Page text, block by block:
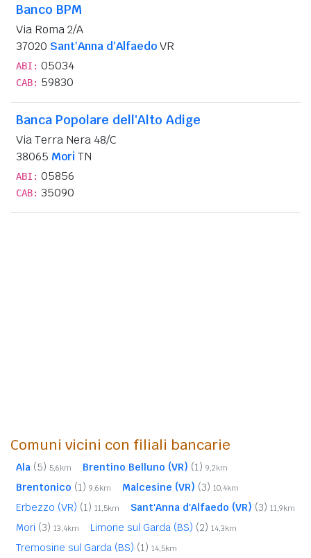
Banco BPM
Via Roma 2/A
37020 Sant'Anna d'AlfaedoVR
ABI: 05034
CAB: 59830
Banca Popolare dell'Alto Adige
Via Terra Nera 48/C
38065 Mori TN
ABI: 05856
CAB: 35090
Comuni vicini con filiali bancarie
Ala (5) 5,6km Brentino Belluno (VR) (1) 9,2km
Brentonico (1) 9,6km Malcesine (VR) (3) 10,4km
Erbezzo (VR) (1) 11,5km Sant'Anna d'Alfaedo (VR) (3) 11,9km
Mori (3) 13,4km Limone sul Garda (BS) (2) 14,3km
Tremosine sul Garda (BS) (1) 14,5km